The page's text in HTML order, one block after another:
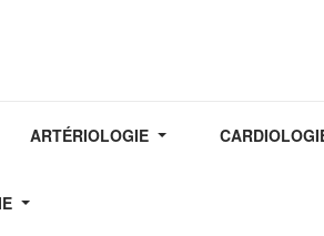
ARTÉRIOLOGIE